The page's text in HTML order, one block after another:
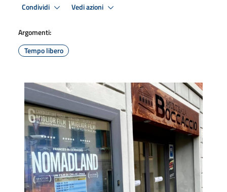
Condividi Vedi azioni
Argomenti:
Tempo libero